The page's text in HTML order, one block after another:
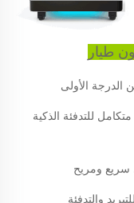
الأولى
متكامل للتدفئة الذكية
سريع ومريح
والتدفئة